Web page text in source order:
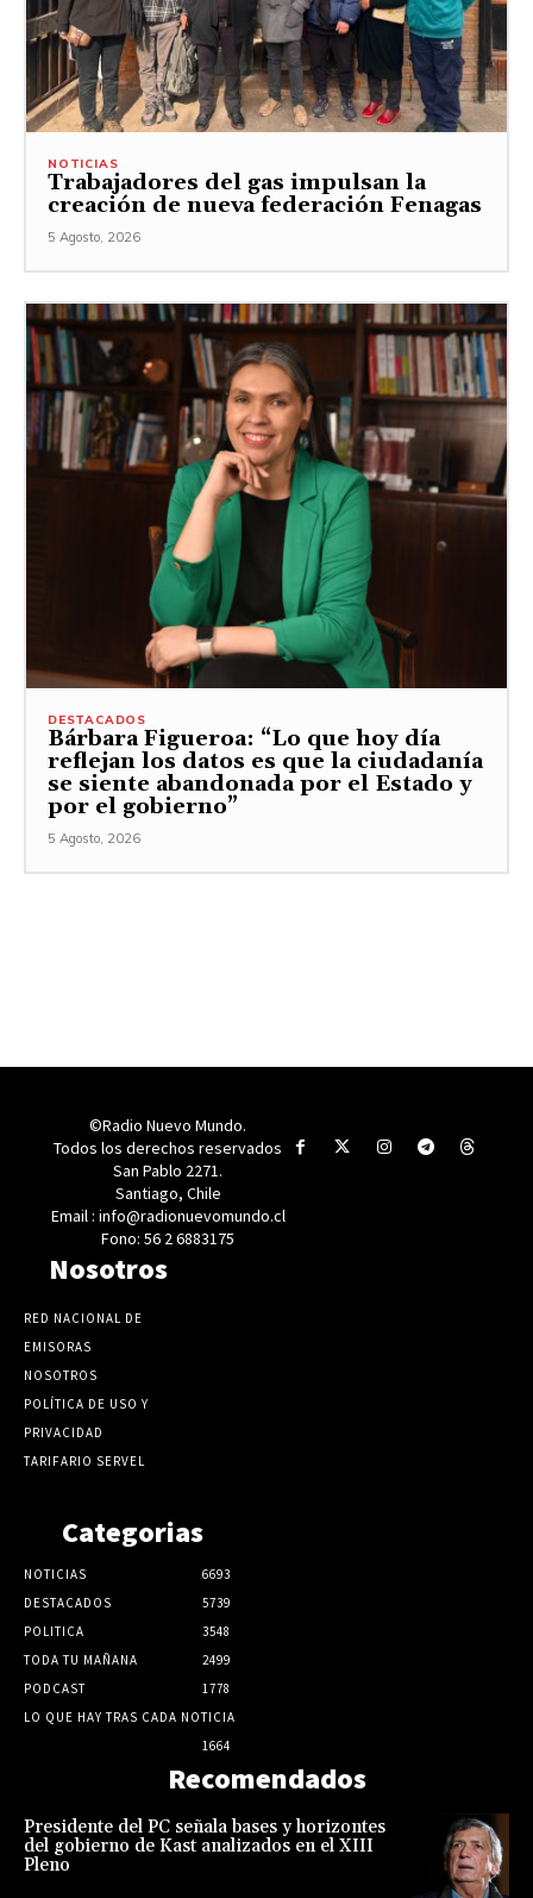
NOTICIAS
Trabajadores del gas impulsan la
creación de nueva federación Fenagas
5 Agosto, 2026
DESTACADOS
Bárbara Figueroa: “Lo que hoy día
reflejan los datos es que la ciudadanía
se siente abandonada por el Estado y
por el gobierno”
5 Agosto, 2026
©Radio Nuevo Mundo.
Todos los derechos reservados
San Pablo 2271.
Santiago, Chile
Email : info@radionuevomundo.cl
Fono: 56 2 6883175
Nosotros
RED NACIONAL DE
EMISORAS
NOSOTROS
POLÍTICA DE USO Y
PRIVACIDAD
TARIFARIO SERVEL
Categorias
NOTICIAS
6693
DESTACADOS
5739
POLITICA
3548
TODA TU MAÑANA
2499
PODCAST
1778
LO QUE HAY TRAS CADA NOTICIA
1664
Recomendados
Presidente del PC señala bases y horizontes
del gobierno de Kast analizados en el XIII
Pleno